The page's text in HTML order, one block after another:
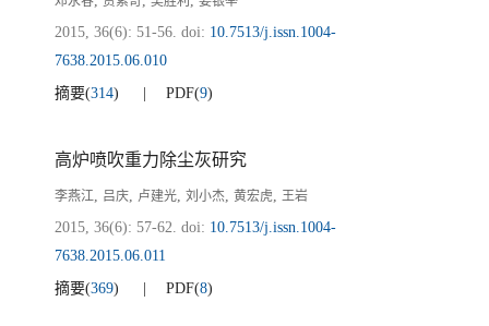
2015, 36(6): 51-56. doi: 10.7513/j.issn.1004-
7638.2015.06.010
摘要(314) PDF(9)
高炉喷吹重力除尘灰研究
李燕江, 吕庆, 卢建光, 刘小杰, 黄宏虎, 王岩
2015, 36(6): 57-62. doi: 10.7513/j.issn.1004-
7638.2015.06.011
摘要(369) PDF(8)